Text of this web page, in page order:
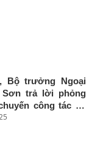
Bộ trưởng Ngoại
Sơn trả lời phỏng
công tác tại
Thủ tướng Chính